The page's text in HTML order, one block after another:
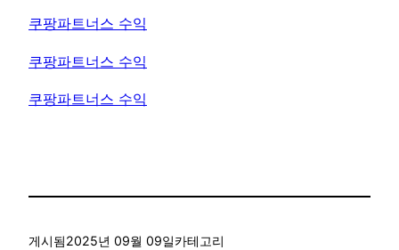
쿠팡파트너스 수익
쿠팡파트너스 수익
쿠팡파트너스 수익
게시됨2025년 09월 09일카테고리